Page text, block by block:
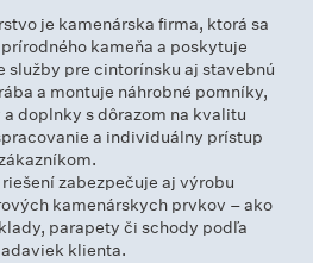
je kamenárska firma, ktorá sa
kameňa a poskytuje
služby pre cintorínsku aj stavebnú
a montuje náhrobné pomníky,
doplnky s dôrazom na kvalitu
a individuálny prístup
zabezpečuje aj výrobu
kamenárskych prvkov – ako
parapety či schody podľa
klienta.